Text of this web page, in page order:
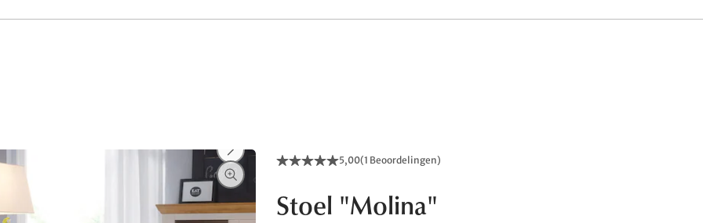
5,00(1 Beoordelingen)
Stoel "Molina"